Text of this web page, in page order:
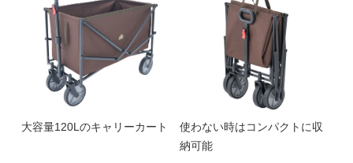
大容量120Lのキャリーカート
使わない時はコンパクトに収
納可能